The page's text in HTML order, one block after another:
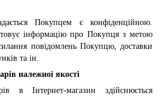
Покупцем є конфіденційною.
інформацію про Покупця з метою
повідомлень Покупцю, доставки
та ін.
належної якості
в Інтернет-магазин здійснюється